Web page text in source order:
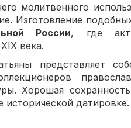
молитвенного
Изготовление
России, где
века.
представляет
Хорошая
исторической датировке.